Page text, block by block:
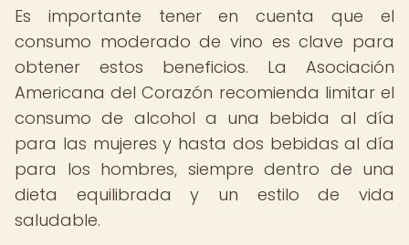
Es importante tener en cuenta que el
consumo moderado de vino es clave para
obtener estos beneficios. La Asociación
Americana del Corazón recomienda limitar el
consumo de alcohol a una bebida al día
para las mujeres y hasta dos bebidas al día
para los hombres, siempre dentro de una
dieta equilibrada y un estilo de vida
saludable.